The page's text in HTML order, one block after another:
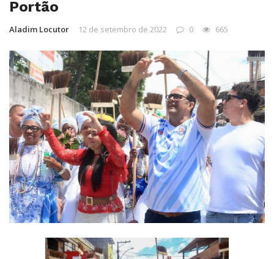
Portão
Aladim Locutor 12 de setembro de 2022 0 665